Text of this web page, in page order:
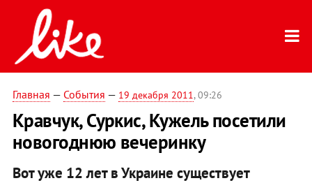
Главная — События — 19 декабря 2011, 09:26
Кравчук, Суркис, Кужель посетили
новогоднюю вечеринку
Вот уже 12 лет в Украине существует